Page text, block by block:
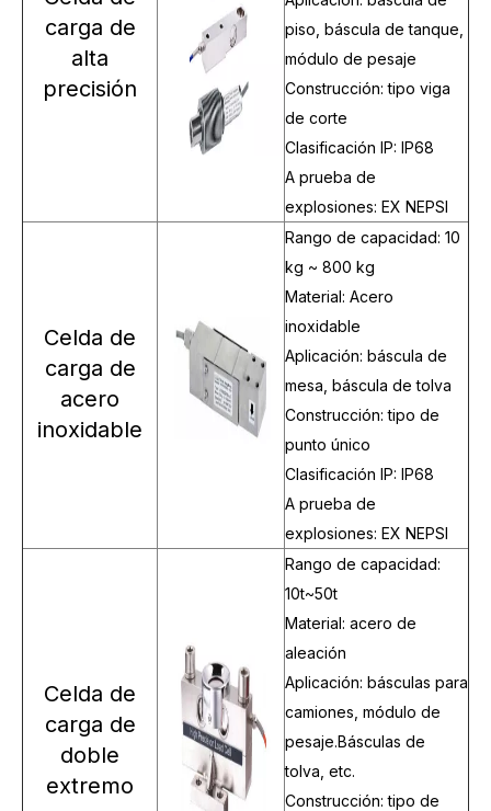
carga de
alta
precisión
piso, báscula de tanque,
módulo de pesaje
Construcción: tipo viga
de corte
Clasificación IP: IP68
A prueba de
explosiones: EX NEPSI
Celda de
carga de
acero
inoxidable
Rango de capacidad: 10
kg ~ 800 kg
Material: Acero
inoxidable
Aplicación: báscula de
mesa, báscula de tolva
Construcción: tipo de
punto único
Clasificación IP: IP68
A prueba de
explosiones: EX NEPSI
Celda de
carga de
doble
extremo
Rango de capacidad:
10t~50t
Material: acero de
aleación
Aplicación: básculas para
camiones, módulo de
pesaje.Básculas de
tolva, etc.
Construcción: tipo de